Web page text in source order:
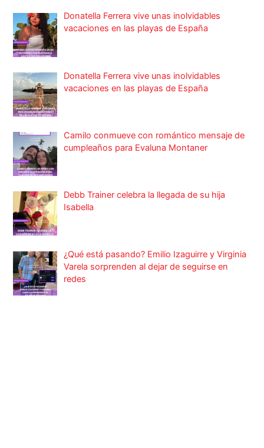
Donatella Ferrera vive unas inolvidables
vacaciones en las playas de España
Donatella Ferrera vive unas inolvidables
vacaciones en las playas de España
Camilo conmueve con romántico mensaje de
cumpleaños para Evaluna Montaner
Debb Trainer celebra la llegada de su hija
Isabella
¿Qué está pasando? Emilio Izaguirre y Virginia
Varela sorprenden al dejar de seguirse en
redes